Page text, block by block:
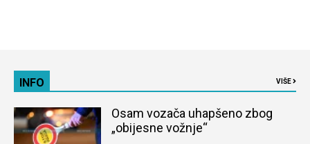
INFO VIŠE
Osam vozača uhapšeno zbog
„obijesne vožnje“